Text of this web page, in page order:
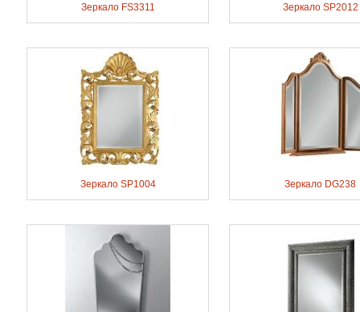
Зеркало FS3311 Зеркало SP2012
Зеркало SP1004 Зеркало DG238